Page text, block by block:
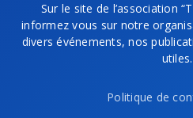
Sur le site de l’association
informez vous sur notre
divers événements, nos
utiles.
Politique de